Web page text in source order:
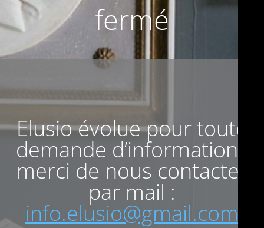
fermé
Elusio évolue pour toute
demande d’informations
merci de nous contacter
par mail :
info.elusio@gmail.com